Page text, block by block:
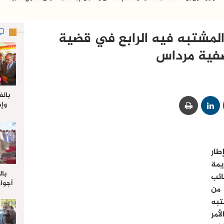
فيه الرابع في قضية
مرداس
من